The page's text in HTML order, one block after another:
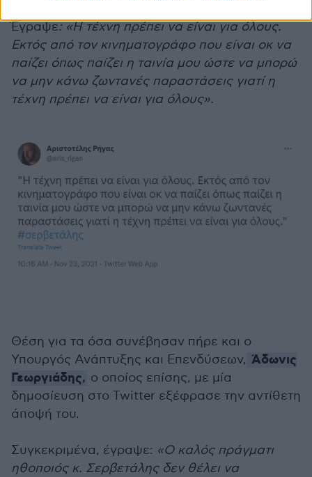
Έγραψε: «Η τέχνη πρέπει να είναι για όλους.
Εκτός από τον κινηματογράφο που είναι οκ να
παίζει όπως παίζει η ταινία μου ώστε να μπορώ
να μην κάνω ζωντανές παραστάσεις γιατί η
τέχνη πρέπει να είναι για όλους».
Θέση για τα όσα συνέβησαν πήρε και ο
Υπουργός Ανάπτυξης και Επενδύσεων, Άδωνις
Γεωργιάδης, ο οποίος επίσης, με μία
δημοσίευση στο Twitter εξέφρασε την αντίθετη
άποψή του.
Συγκεκριμένα, έγραψε: «Ο καλός πράγματι
ηθοποιός κ. Σερβετάλης δεν θέλει να